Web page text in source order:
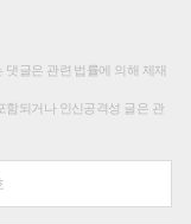
글은 관련 법률에 의해 제재
함되거나 인신공격성 글은 관